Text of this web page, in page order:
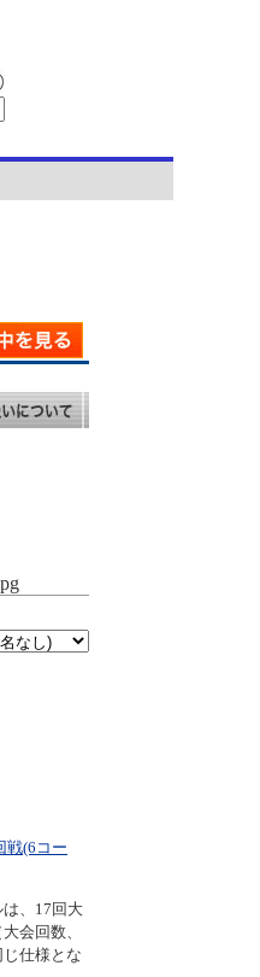
戦(6コー
、17回大
会回数、
仕様とな